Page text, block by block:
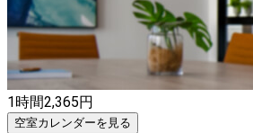
1時間2,365円
空室カレンダーを見る